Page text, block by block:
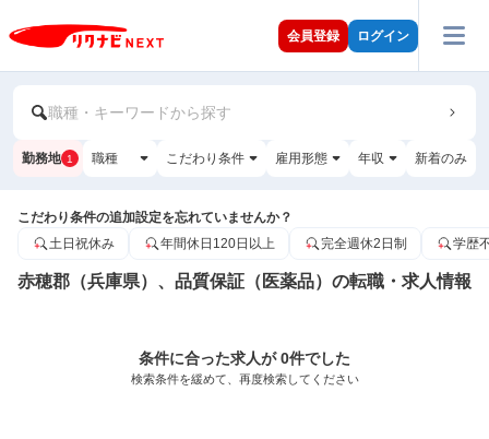
会員登録 ログイン
職種・キーワードから探す
勤務地 1 職種 こだわり条件 雇用形態 年収 新着のみ
こだわり条件の追加設定を忘れていませんか？
土日祝休み
年間休日120日以上 完全週休2日制 学歴
赤穂郡（兵庫県）、品質保証（医薬品）の転職・求人情報
条件に合った求人が 0件でした
検索条件を緩めて、再度検索してください